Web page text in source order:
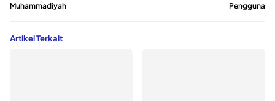
Muhammadiyah
Pengguna
Artikel Terkait